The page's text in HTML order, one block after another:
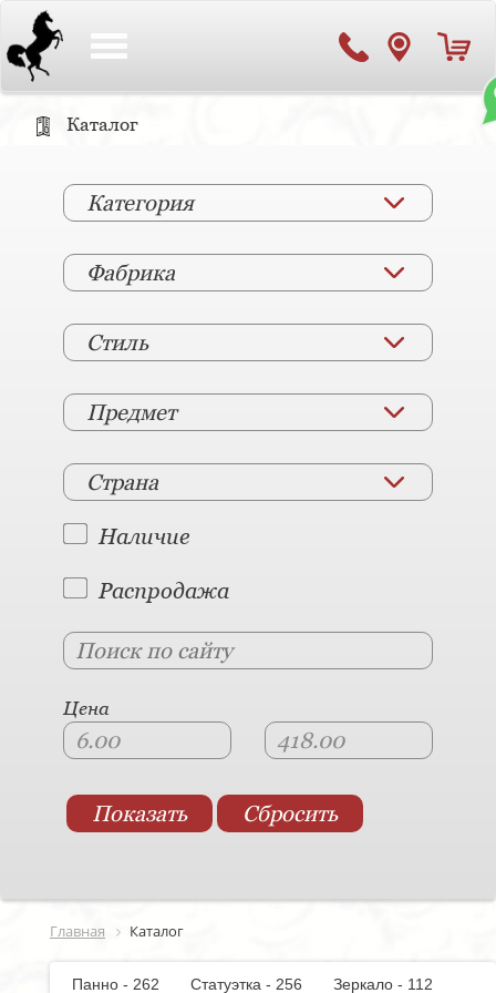
Каталог
Категория
Фабрика
Стиль
Предмет
Страна
Наличие
Распродажа
Цена
Главная Каталог
Панно - 262 Статуэтка - 256
Зеркало - 112